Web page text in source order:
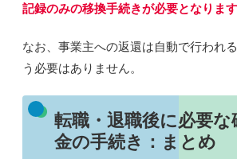
記録のみの移換手続きが必要となります
なお、事業主への返還は自動で行われ
う必要はありません。
転職・退職後に必要な
金の手続き：まとめ